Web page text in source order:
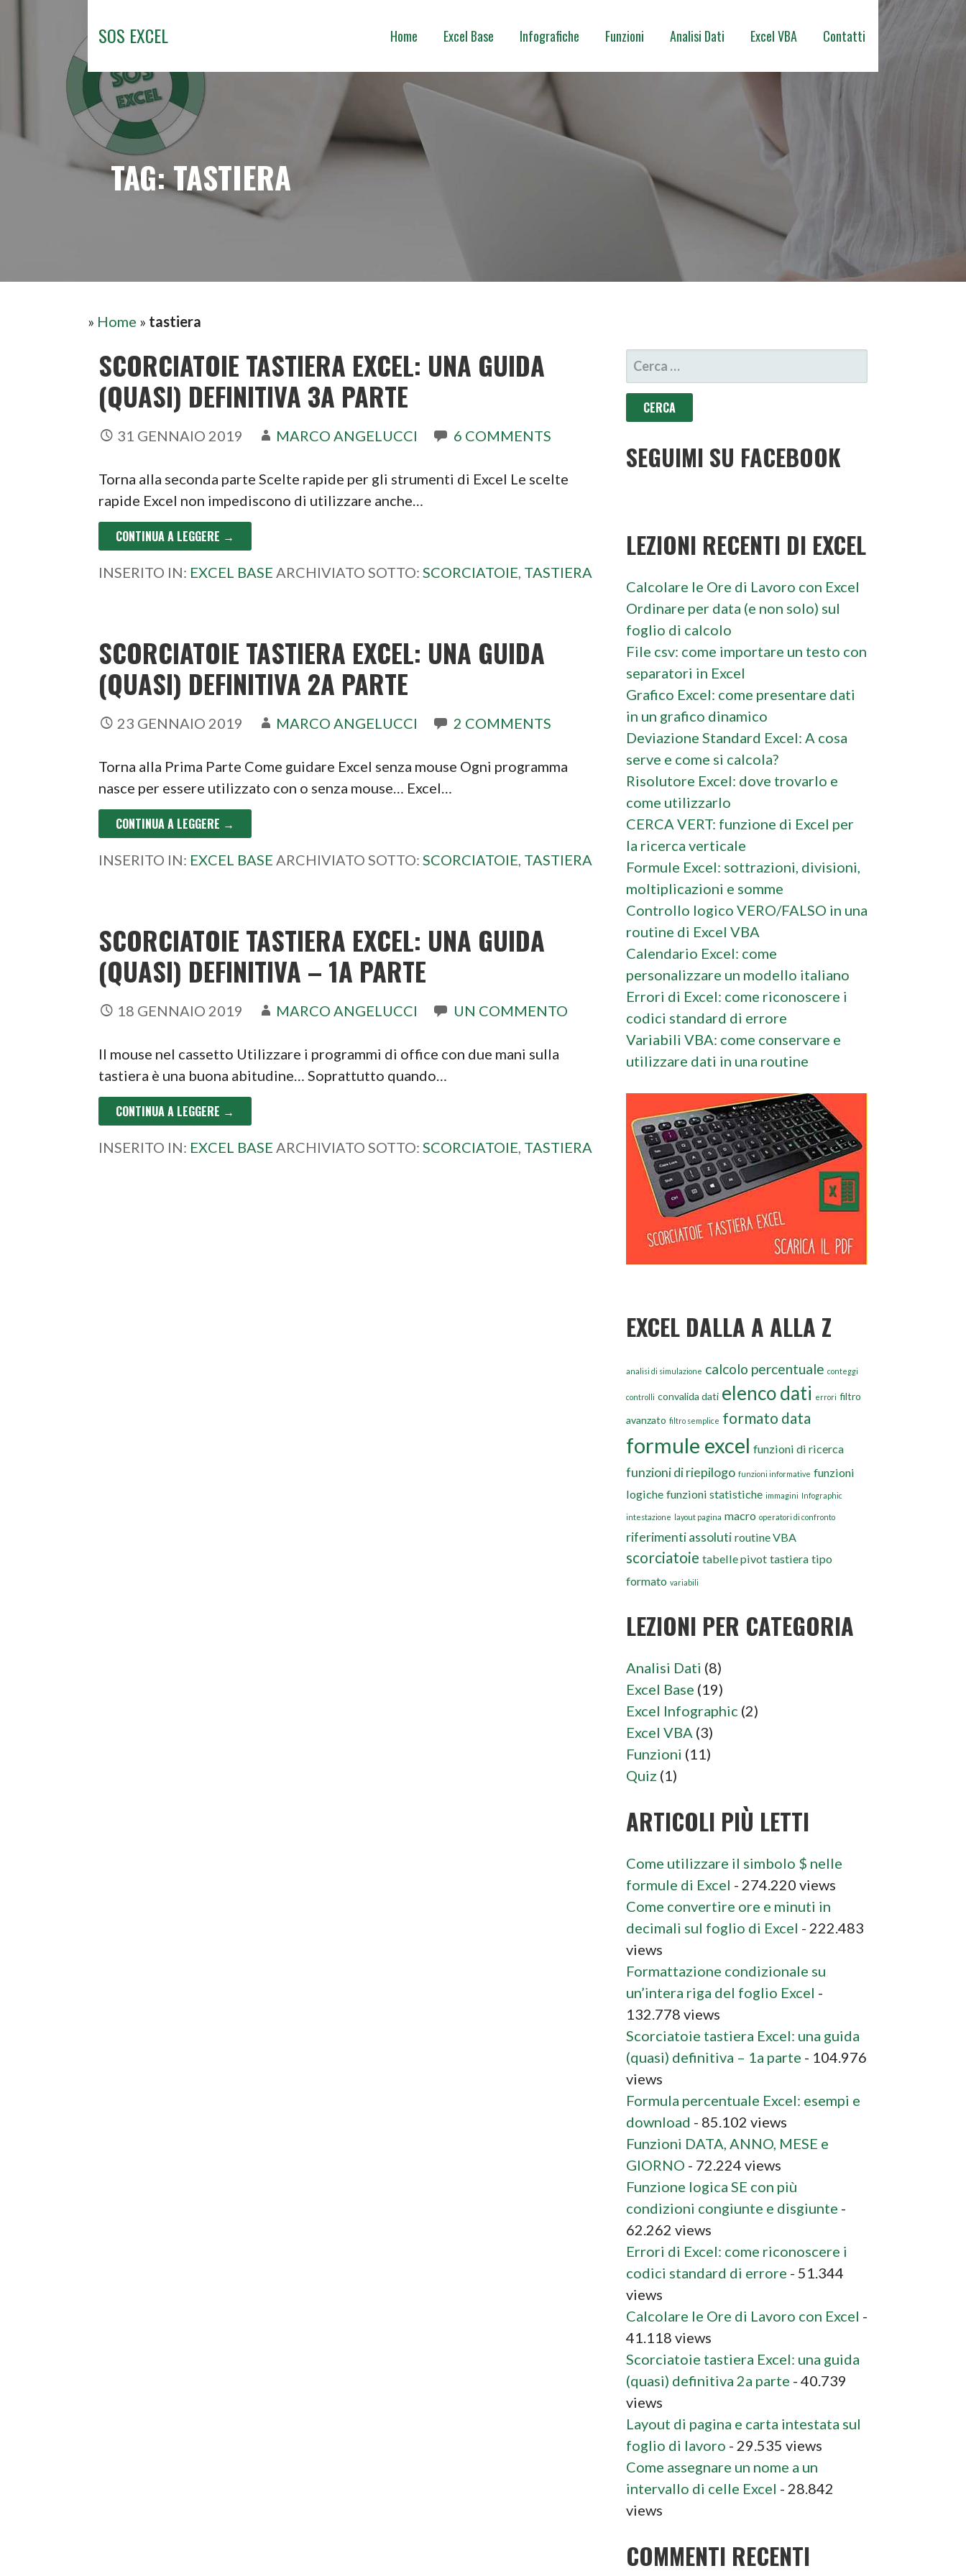
SOS EXCEL Home Excel Base Infografiche Funzioni Analisi Dati Excel VBA Contatti
TAG: TASTIERA
» Home » tastiera
SCORCIATOIE TASTIERA EXCEL: UNA GUIDA
(QUASI) DEFINITIVA 3A PARTE
31 GENNAIO 2019 MARCO ANGELUCCI 6 COMMENTS
Torna alla seconda parte Scelte rapide per gli strumenti di Excel Le scelte
rapide Excel non impediscono di utilizzare anche…
CONTINUA A LEGGERE →
INSERITO IN: EXCEL BASE ARCHIVIATO SOTTO:SCORCIATOIE, TASTIERA
SCORCIATOIE TASTIERA EXCEL: UNA GUIDA
(QUASI) DEFINITIVA 2A PARTE
23 GENNAIO 2019 MARCO ANGELUCCI 2 COMMENTS
Torna alla Prima Parte Come guidare Excel senza mouse Ogni programma
nasce per essere utilizzato con o senza mouse… Excel…
CONTINUA A LEGGERE →
INSERITO IN: EXCEL BASE ARCHIVIATO SOTTO:SCORCIATOIE, TASTIERA
SCORCIATOIE TASTIERA EXCEL: UNA GUIDA
(QUASI) DEFINITIVA – 1A PARTE
18 GENNAIO 2019 MARCO ANGELUCCI UN COMMENTO
Il mouse nel cassetto Utilizzare i programmi di office con due mani sulla
tastiera è una buona abitudine… Soprattutto quando…
CONTINUA A LEGGERE →
INSERITO IN: EXCEL BASE ARCHIVIATO SOTTO:SCORCIATOIE, TASTIERA
RICERCA
PER:
SEGUIMI SU FACEBOOK
LEZIONI RECENTI DI EXCEL
Calcolare le Ore di Lavoro con Excel
Ordinare per data (e non solo) sul
foglio di calcolo
File csv: come importare un testo con
separatori in Excel
Grafico Excel: come presentare dati
in un grafico dinamico
Deviazione Standard Excel: A cosa
serve e come si calcola?
Risolutore Excel: dove trovarlo e
come utilizzarlo
CERCA VERT: funzione di Excel per
la ricerca verticale
Formule Excel: sottrazioni, divisioni,
moltiplicazioni e somme
Controllo logico VERO/FALSO in una
routine di Excel VBA
Calendario Excel: come
personalizzare un modello italiano
Errori di Excel: come riconoscere i
codici standard di errore
Variabili VBA: come conservare e
utilizzare dati in una routine
EXCEL DALLA A ALLA Z
analisi di simulazione calcolo percentuale conteggi
controlli convalida dati elenco dati errori filtro
avanzato filtro semplice formato data
formule excel funzioni di ricerca
funzioni di riepilogo funzioni informative funzioni
logiche funzioni statistiche immagini Infographic
intestazione layout pagina macro operatori di confronto
riferimenti assoluti routine VBA
scorciatoie tabelle pivot tastiera tipo
formato variabili
LEZIONI PER CATEGORIA
Analisi Dati (8)
Excel Base (19)
Excel Infographic (2)
Excel VBA (3)
Funzioni (11)
Quiz (1)
ARTICOLI PIÙ LETTI
Come utilizzare il simbolo $ nelle
formule di Excel - 274.220 views
Come convertire ore e minuti in
decimali sul foglio di Excel - 222.483
views
Formattazione condizionale su
un’intera riga del foglio Excel -
132.778 views
Scorciatoie tastiera Excel: una guida
(quasi) definitiva – 1a parte - 104.976
views
Formula percentuale Excel: esempi e
download - 85.102 views
Funzioni DATA, ANNO, MESE e
GIORNO - 72.224 views
Funzione logica SE con più
condizioni congiunte e disgiunte -
62.262 views
Errori di Excel: come riconoscere i
codici standard di errore - 51.344
views
Calcolare le Ore di Lavoro con Excel -
41.118 views
Scorciatoie tastiera Excel: una guida
(quasi) definitiva 2a parte - 40.739
views
Layout di pagina e carta intestata sul
foglio di lavoro - 29.535 views
Come assegnare un nome a un
intervallo di celle Excel - 28.842
views
COMMENTI RECENTI